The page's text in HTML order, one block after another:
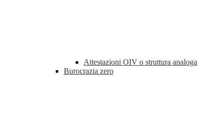
Attestazioni OIV o struttura analoga
Burocrazia zero